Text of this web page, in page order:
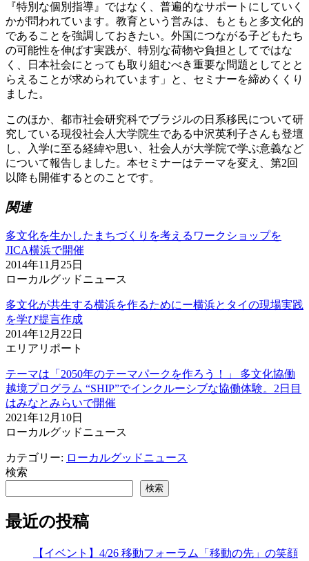
『特別な個別指導』ではなく、普遍的なサポートにしていく
かが問われています。教育という営みは、もともと多文化的
であることを強調しておきたい。外国につながる子どもたち
の可能性を伸ばす実践が、特別な荷物や負担としてではな
く、日本社会にとっても取り組むべき重要な問題としてとと
らえることが求められています」と、セミナーを締めくくり
ました。
このほか、都市社会研究科でブラジルの日系移民について研
究している現役社会人大学院生である中沢英利子さんも登壇
し、入学に至る経緯や思い、社会人が大学院で学ぶ意義など
について報告しました。本セミナーはテーマを変え、第2回
以降も開催するとのことです。
関連
多文化を生かしたまちづくりを考えるワークショップを
JICA横浜で開催
2014年11月25日
ローカルグッドニュース
多文化が共生する横浜を作るためにー横浜とタイの現場実践
を学び提言作成
2014年12月22日
エリアリポート
テーマは「2050年のテーマパークを作ろう！」 多文化協働
越境プログラム “SHIP”でインクルーシブな協働体験。2日目
はみなとみらいで開催
2021年12月10日
ローカルグッドニュース
カテゴリー: ローカルグッドニュース
検索
検索
最近の投稿
【イベント】4/26 移動フォーラム「移動の先」の笑顔